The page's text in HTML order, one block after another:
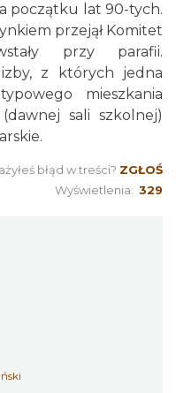
początku lat 90-tych.
przejął Komitet
przy parafii.
z których jedna
mieszkania
sali szkolnej)
błąd w treści? ZGŁOŚ
Wyświetlenia: 329